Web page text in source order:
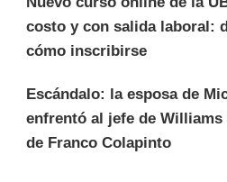
costo y con salida laboral:
cómo inscribirse
Escándalo: la esposa de
enfrentó al jefe de Williams
de Franco Colapinto